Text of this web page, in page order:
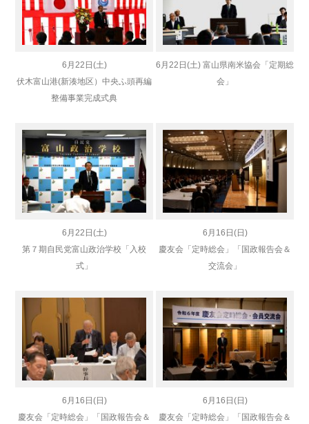
6月22日(土)
伏木富山港(新湊地区）中央ふ頭再編
整備事業完成式典
6月22日(土) 富山県南米協会「定期総
会」
6月22日(土)
第７期自民党富山政治学校「入校
式」
6月16日(日)
慶友会「定時総会」「国政報告会＆
交流会」
6月16日(日)
慶友会「定時総会」「国政報告会＆
6月16日(日)
慶友会「定時総会」「国政報告会＆